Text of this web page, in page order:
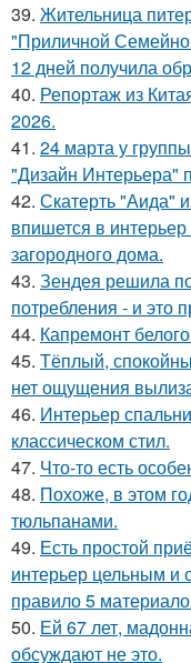
39. Жительница
"Приличной
12 дней получила
40. Репортаж из
2026.
41. 24 марта у
"Дизайн Интерьера"
42. Скатерть "Аида"
впишется в интерьер
загородного дома.
43. Зендея решила
потребления - и это
44. Капремонт
45. Тёплый,
нет ощущения
46. Интерьер
классическом стил.
47. Что-то есть
48. Похоже, в этом
тюльпанами.
49. Есть простой
интерьер цельным и
правило 5
50. Ей 67 лет,
обсуждают не это.